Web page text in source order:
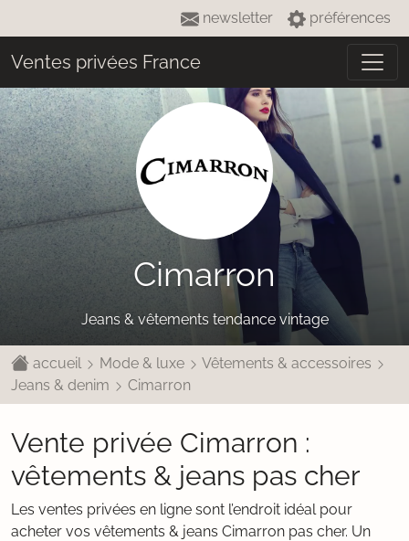
newsletter préférences
Ventes privées France
Cimarron
Jeans & vêtements tendance vintage
accueil Mode & luxe
Vêtements & accessoires
Jeans & denim
Cimarron
Vente privée Cimarron :
vêtements & jeans pas cher
Les ventes privées en ligne sont l’endroit idéal pour
acheter vos vêtements & jeans Cimarron pas cher. Un